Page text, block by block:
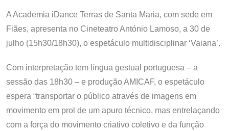
A Academia iDance Terras de Santa Maria, com sede em
Fiães, apresenta no Cineteatro António Lamoso, a 30 de
julho (15h30/18h30), o espetáculo multidisciplinar ‘Vaiana’.
Com interpretação tem língua gestual portuguesa – a
sessão das 18h30 – e produção AMICAF, o espetáculo
espera “transportar o público através de imagens em
movimento em prol de um apuro técnico, mas entrelaçando
com a força do movimento criativo coletivo e da função